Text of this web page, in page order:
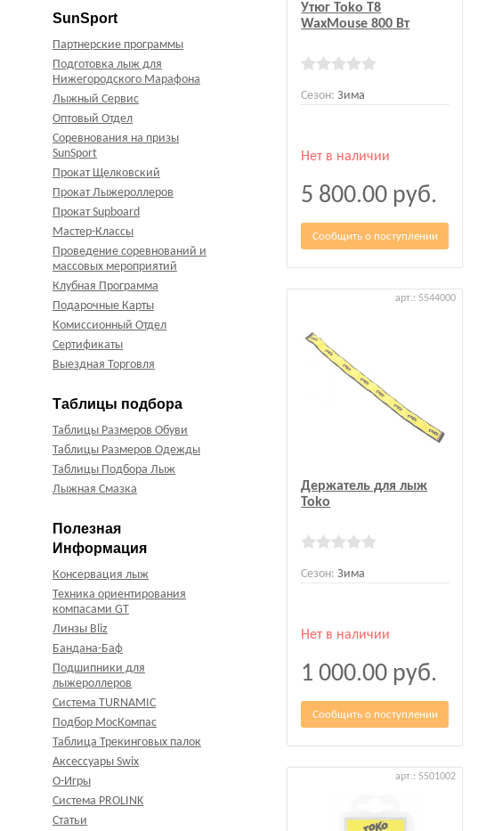
SunSport
Партнерские программы
Подготовка лыж для
Нижегородского Марафона
Лыжный Сервис
Оптовый Отдел
Соревнования на призы
SunSport
Прокат Щелковский
Прокат Лыжероллеров
Прокат Supboard
Мастер-Классы
Проведение соревнований и
массовых мероприятий
Клубная Программа
Подарочные Карты
Комиссионный Отдел
Сертификаты
Выездная Торговля
Таблицы подбора
Таблицы Размеров Обуви
Таблицы Размеров Одежды
Таблицы Подбора Лыж
Лыжная Смазка
Полезная
Информация
Консервация лыж
Техника ориентирования
компасами GT
Линзы Bliz
Бандана-Баф
Подшипники для
лыжероллеров
Система TURNAMIC
Подбор МосКомпас
Таблица Трекинговых палок
Аксессуары Swix
О-Игры
Система PROLINK
Статьи
Утюг Toko T8
WaxMouse 800 Вт
Сезон: Зима
Нет в наличии
5 800.00 руб.
Сообщить о поступлении
арт.: 5544000
Держатель для лыж
Toko
Сезон: Зима
Нет в наличии
1 000.00 руб.
Сообщить о поступлении
арт.: 5501002